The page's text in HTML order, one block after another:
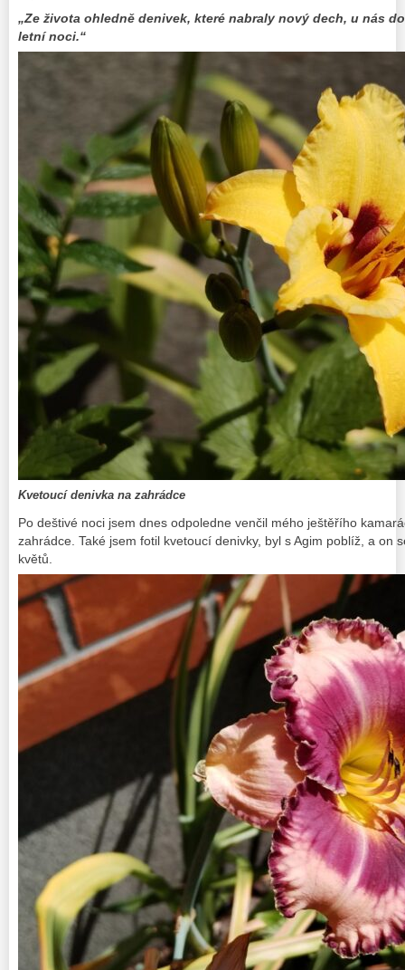
„Ze života ohledně denivek, které nabraly nový dech, u nás
letní noci.“
Kvetoucí denivka na zahrádce
Po deštivé noci jsem dnes odpoledne venčil mého ještěřího
zahrádce. Také jsem fotil kvetoucí denivky, byl s Agim poblíž, a on
květů.